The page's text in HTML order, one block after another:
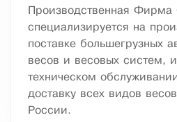
Производственная
специализируется на
поставке большегрузных
весов и весовых систем,
техническом
доставку всех видов
России.